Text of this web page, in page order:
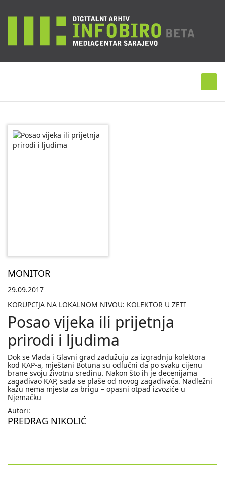
MONITOR
29.09.2017
KORUPCIJA NA LOKALNOM NIVOU: KOLEKTOR U ZETI
Posao vijeka ili prijetnja
prirodi i ljudima
Dok se Vlada i Glavni grad zadužuju za izgradnju kolektora
kod KAP-a, mještani Botuna su odlučni da po svaku cijenu
brane svoju životnu sredinu. Nakon što ih je decenijama
zagađivao KAP, sada se plaše od novog zagađivača. Nadležni
kažu nema mjesta za brigu – opasni otpad izvoziće u
Njemačku
Autori:
PREDRAG NIKOLIĆ